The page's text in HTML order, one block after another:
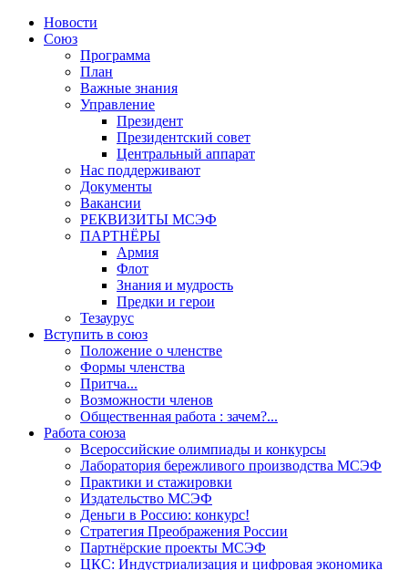
Новости
Союз
Программа
План
Важные знания
Управление
Президент
Президентский совет
Центральный аппарат
Нас поддерживают
Документы
Вакансии
РЕКВИЗИТЫ МСЭФ
ПАРТНЁРЫ
Армия
Флот
Знания и мудрость
Предки и герои
Тезаурус
Вступить в союз
Положение о членстве
Формы членства
Притча...
Возможности членов
Общественная работа : зачем?...
Работа союза
Всероссийские олимпиады и конкурсы
Лаборатория бережливого производства МСЭФ
Практики и стажировки
Издательство МСЭФ
Деньги в Россию: конкурс!
Стратегия Преображения России
Партнёрские проекты МСЭФ
ЦКС: Индустриализация и цифровая экономика